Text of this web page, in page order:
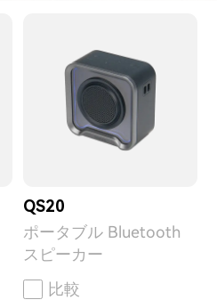
QS20
ポータブル Bluetooth
スピーカー
比較